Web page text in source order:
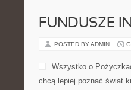
FUNDUSZE
POSTED BY ADMIN
Wszystko o
chcą lepiej poznać świat